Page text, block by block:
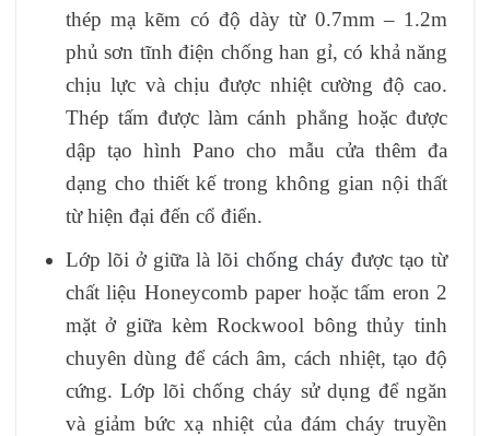
thép mạ kẽm có độ dày từ 0.7mm – 1.2m
phủ sơn tĩnh điện chống han gỉ, có khả năng
chịu lực và chịu được nhiệt cường độ cao.
Thép tấm được làm cánh phẳng hoặc được
dập tạo hình Pano cho mẫu cửa thêm đa
dạng cho thiết kế trong không gian nội thất
từ hiện đại đến cổ điển.
Lớp lõi ở giữa là lõi chống cháyđược tạo từ
chất liệu Honeycomb paper hoặc tấm eron 2
mặt ở giữa kèm Rockwool bông thủy tinh
chuyên dùng để cách âm, cách nhiệt, tạo độ
cứng. Lớp lõi chống cháy sử dụng để ngăn
và giảm bức xạ nhiệt của đám cháy truyền